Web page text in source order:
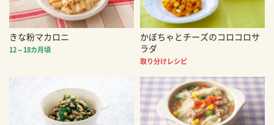
きな粉マカロニ
12～18カ月頃
かぼちゃとチーズのコロコロサ
ラダ
取り分けレシピ